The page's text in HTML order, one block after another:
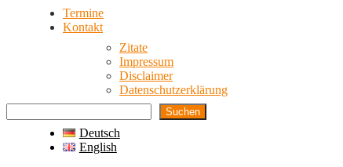
Termine
Kontakt
Zitate
Impressum
Disclaimer
Datenschutzerklärung
Suchen
Deutsch
English